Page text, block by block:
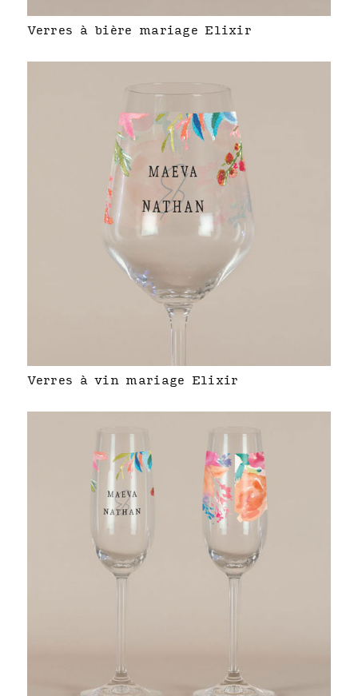
Verres à bière mariage Elixir
Verres à vin mariage Elixir